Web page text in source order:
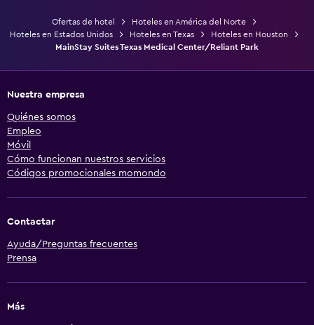
Ofertas de hotel
Hoteles en América del Norte
Hoteles en Estados Unidos
Hoteles en Texas
Hoteles en Houston
MainStay Suites Texas Medical Center/Reliant Park
Nuestra empresa
Quiénes somos
Empleo
Móvil
Cómo funcionan nuestros servicios
Códigos promocionales momondo
Contactar
Ayuda/Preguntas frecuentes
Prensa
Más